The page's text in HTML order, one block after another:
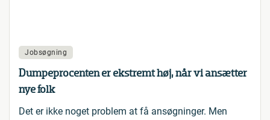
Jobsøgning
Dumpeprocenten er ekstremt høj, når vi ansætter
nye folk
Det er ikke noget problem at få ansøgninger. Men